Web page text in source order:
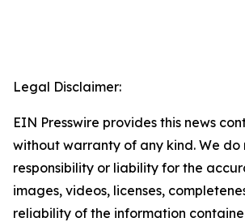
Legal Disclaimer:
EIN Presswire provides this news
without warranty of any kind. We
responsibility or liability for the
images, videos, licenses,
reliability of the information